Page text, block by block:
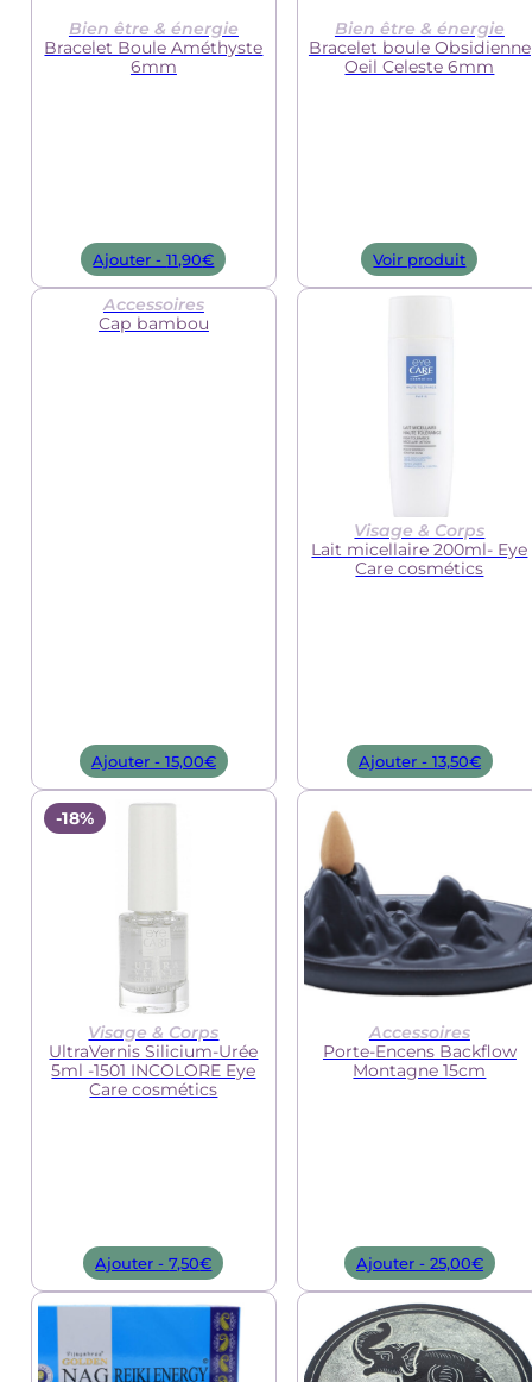
Bien être & énergie
Bracelet Boule Améthyste
6mm
Ajouter -11,90€
Bien être & énergie
Bracelet boule Obsidienne
Oeil Celeste 6mm
Voir produit
Accessoires
Cap bambou
Ajouter - 15,00€
Visage & Corps
Lait micellaire 200ml- Eye
Care cosmétics
Ajouter - 13,50€
-18%
Visage & Corps
UltraVernis Silicium-Urée
5ml -1501 INCOLORE Eye
Care cosmétics
Ajouter -Le
prix
initial
était :
7,50€Le
prix
actuel
est :
7,50€.
Accessoires
Porte-Encens Backflow
Montagne 15cm
Ajouter - 25,00€